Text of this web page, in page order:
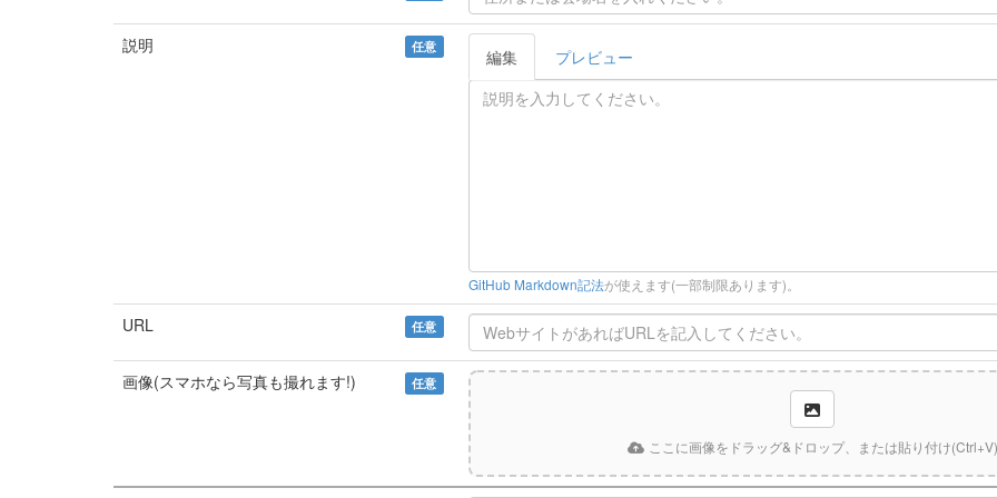
説明 任意 編集 プレビュー
GitHub Markdown記法が使えます(一部制限あります)。
URL 任意
画像(スマホなら写真も撮れます!) 任意
ここに画像をドラッグ&ドロップ、または貼り付け(Ctrl+V)